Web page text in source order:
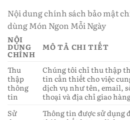
Nội dung chính sách bảo mật
dùng Món Ngon Mỗi Ngày
NỘI
DUNG
CHÍNH
MÔ TẢ CHI TIẾT
Thu
thập
thông
tin
Chúng tôi chỉ thu thập
tin cần thiết cho việc
dịch vụ như tên, email,
thoại và địa chỉ giao
Sử
Thông tin được sử dụng